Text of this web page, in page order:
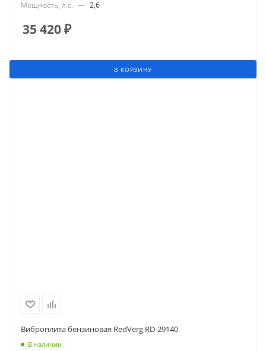
Мощность, л.с. — 2,6
35 420₽
В КОРЗИНУ
Виброплита бензиновая RedVerg RD-29140
В наличии